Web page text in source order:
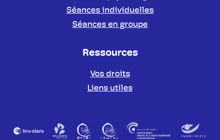
Séances individuelles
Séances en groupe
Ressources
Vos droits
Liens utiles
Partenaires